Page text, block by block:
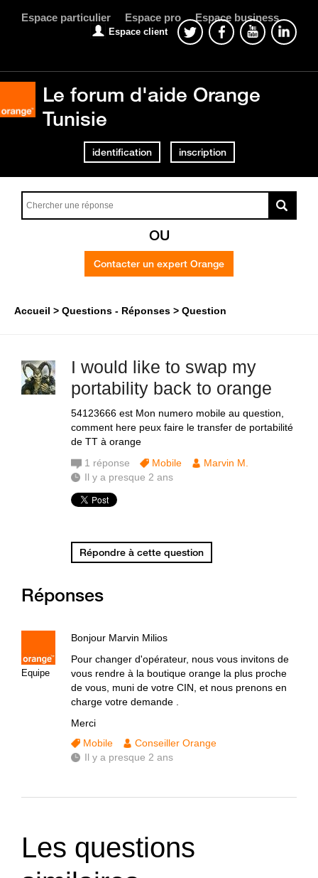
Espace particulier Espace pro Espace business
Espace client
Le forum d'aide Orange
Tunisie
identification inscription
OU
Contacter un expert Orange
Accueil Questions - Réponses Question
I would like to swap my
portability back to orange
54123666 est Mon numero mobile au question,
comment here peux faire le transfer de portabilité
de TT à orange
1 réponse Mobile
Marvin M.
Il y a presque 2 ans
Répondre à cette question
Réponses
Equipe
Bonjour Marvin Milios
Pour changer d'opérateur, nous vous invitons de
vous rendre à la boutique orange la plus proche
de vous, muni de votre CIN, et nous prenons en
charge votre demande .
Merci
Mobile
Conseiller Orange
Il y a presque 2 ans
Les questions